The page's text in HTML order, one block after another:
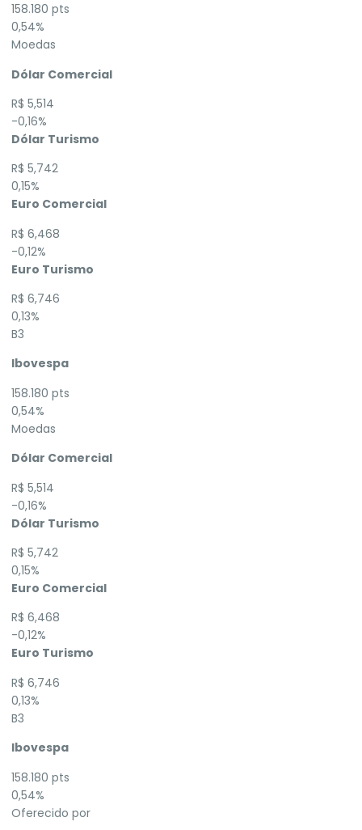
158.180 pts
0,54%
Moedas
Dólar Comercial
R$ 5,514
-0,16%
Dólar Turismo
R$ 5,742
0,15%
Euro Comercial
R$ 6,468
-0,12%
Euro Turismo
R$ 6,746
0,13%
B3
Ibovespa
158.180 pts
0,54%
Moedas
Dólar Comercial
R$ 5,514
-0,16%
Dólar Turismo
R$ 5,742
0,15%
Euro Comercial
R$ 6,468
-0,12%
Euro Turismo
R$ 6,746
0,13%
B3
Ibovespa
158.180 pts
0,54%
Oferecido por